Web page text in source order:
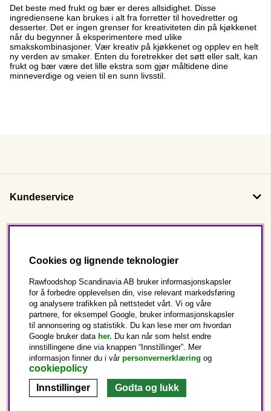
Det beste med frukt og bær er deres allsidighet. Disse
ingrediensene kan brukes i alt fra forretter til hovedretter og
desserter. Det er ingen grenser for kreativiteten din på kjøkkenet
når du begynner å eksperimentere med ulike
smakskombinasjoner. Vær kreativ på kjøkkenet og opplev en helt
ny verden av smaker. Enten du foretrekker det søtt eller salt, kan
frukt og bær være det lille ekstra som gjør måltidene dine
minneverdige og veien til en sunn livsstil.
Kundeservice
Dette er Rawfoodshop
Norge
Cookies og lignende teknologier
Rawfoodshop Scandinavia AB bruker informasjonskapsler
for å forbedre opplevelsen din, vise relevant markedsføring
og analysere trafikken på nettstedet vårt. Vi og våre
partnere, for eksempel Google, bruker informasjonskapsler
til annonsering og statistikk. Du kan lese mer om hvordan
Google bruker data her. Du kan når som helst endre
innstillingene dine via knappen “Innstillinger”. Mer
informasjon finner du i vår personvernerklæring og
cookiepolicy
Innstillinger
Godta og lukk